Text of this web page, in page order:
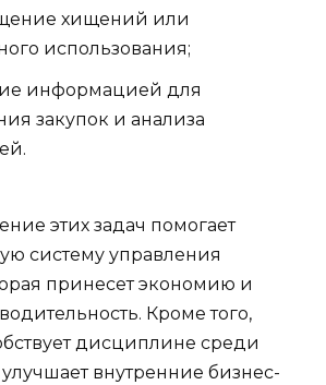
хищений или
использования;
информацией для
закупок и анализа
этих задач помогает
систему управления
принесет экономию и
Кроме того,
дисциплине среди
внутренние бизнес-